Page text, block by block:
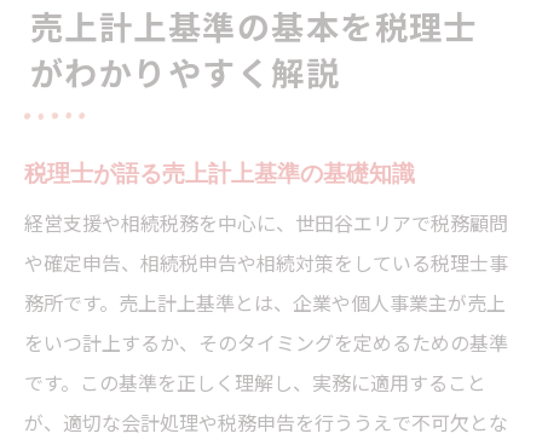
国税庁が示す売上の計上基準を理解する
実現主義を軸とする計上基準のポイント
売上計上基準における実現主義の重要性
売上計上の実現主義と収益認識基準の関係
多様な売上計上基準の選択と注意点
税理士が解説する出荷基準と引渡基準の特
徴
売上計上基準の基本を税理士
がわかりやすく解説
税理士が語る売上計上基準の基礎知識
経営支援や相続税務を中心に、世田谷エリアで税務顧問
や確定申告、相続税申告や相続対策をしている税理士事
務所です。売上計上基準とは、企業や個人事業主が売上
をいつ計上するか、そのタイミングを定めるための基準
です。この基準を正しく理解し、実務に適用すること
が、適切な会計処理や税務申告を行ううえで不可欠とな